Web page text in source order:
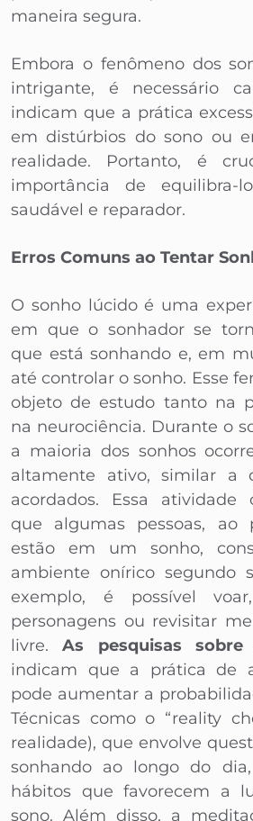
maneira segura.
Embora o fenômeno dos
intrigante, é necessário
indicam que a prática
em distúrbios do sono ou
realidade. Portanto, é
importância de
saudável e reparador.
Erros Comuns ao Tentar
O sonho lúcido é uma
em que o sonhador se
que está sonhando e, em
até controlar o sonho. Esse
objeto de estudo tanto na
na neurociência. Durante o
a maioria dos sonhos
altamente ativo, similar a
acordados. Essa atividade
que algumas pessoas, ao
estão em um sonho,
ambiente onírico segundo
exemplo, é possível
personagens ou revisitar
livre.As pesquisas
indicam que a prática de
pode aumentar a
Técnicas como o “reality
realidade), que envolve
sonhando ao longo do
hábitos que favorecem a
sono. Além disso, a